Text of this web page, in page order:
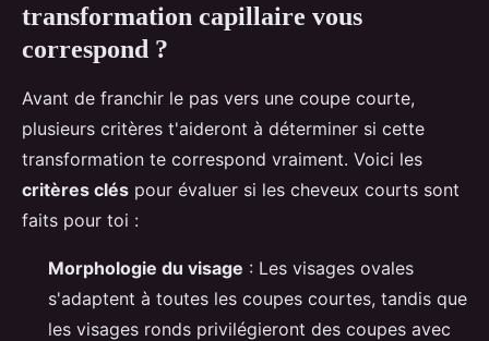
transformation capillaire vous
correspond ?
Avant de franchir le pas vers une coupe courte,
plusieurs critères t'aideront à déterminer si cette
transformation te correspond vraiment. Voici les
critères clés pour évaluer si les cheveux courts sont
faits pour toi :
Morphologie du visage : Les visages ovales
s'adaptent à toutes les coupes courtes, tandis que
les visages ronds privilégieront des coupes avec